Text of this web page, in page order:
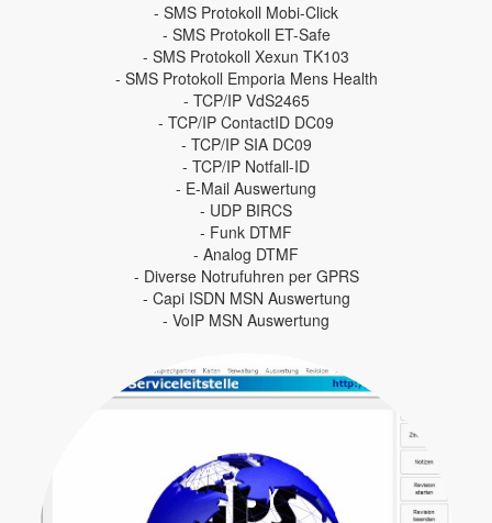
- SMS Protokoll Mobi-Click
- SMS Protokoll ET-Safe
- SMS Protokoll Xexun TK103
- SMS Protokoll Emporia Mens Health
- TCP/IP VdS2465
- TCP/IP ContactID DC09
- TCP/IP SIA DC09
- TCP/IP Notfall-ID
- E-Mail Auswertung
- UDP BIRCS
- Funk DTMF
- Analog DTMF
- Diverse Notrufuhren per GPRS
- Capi ISDN MSN Auswertung
- VoIP MSN Auswertung